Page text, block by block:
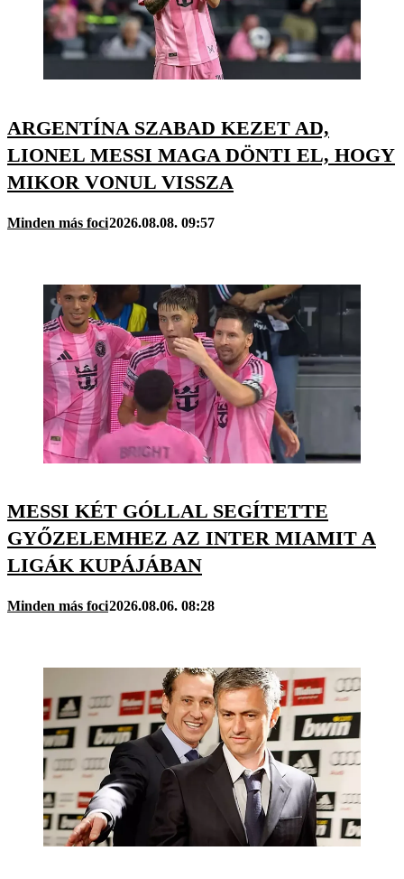
ARGENTÍNA SZABAD KEZET AD,
LIONEL MESSI MAGA DÖNTI EL, HOGY
MIKOR VONUL VISSZA
Minden más foci2026.08.08. 09:57
MESSI KÉT GÓLLAL SEGÍTETTE
GYŐZELEMHEZ AZ INTER MIAMIT A
LIGÁK KUPÁJÁBAN
Minden más foci2026.08.06. 08:28